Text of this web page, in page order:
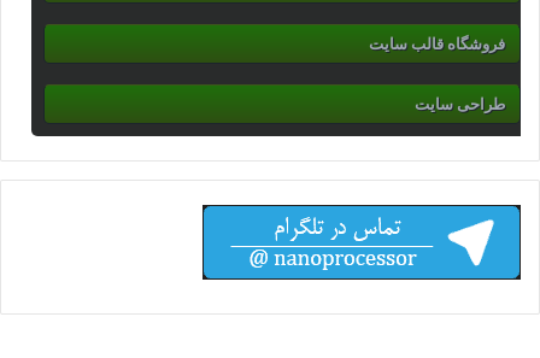
فروشگاه قالب سایت
طراحی سایت